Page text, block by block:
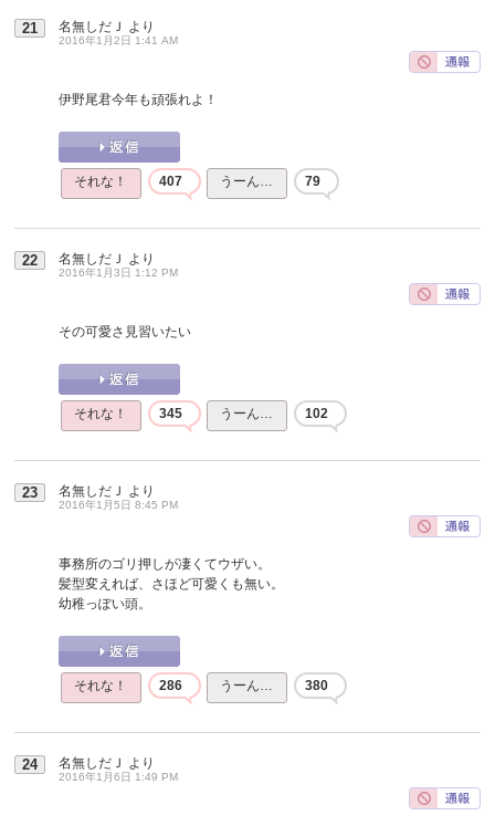
21 名無しだＪ より
2016年1月2日 1:41 AM
伊野尾君今年も頑張れよ！
それな！ 407 うーん… 79
22 名無しだＪ より
2016年1月3日 1:12 PM
その可愛さ見習いたい
それな！ 345 うーん… 102
23 名無しだＪ より
2016年1月5日 8:45 PM
事務所のゴリ押しが凄くてウザい。
髪型変えれば、さほど可愛くも無い。
幼稚っぽい頭。
それな！ 286 うーん… 380
24 名無しだＪ より
2016年1月6日 1:49 PM